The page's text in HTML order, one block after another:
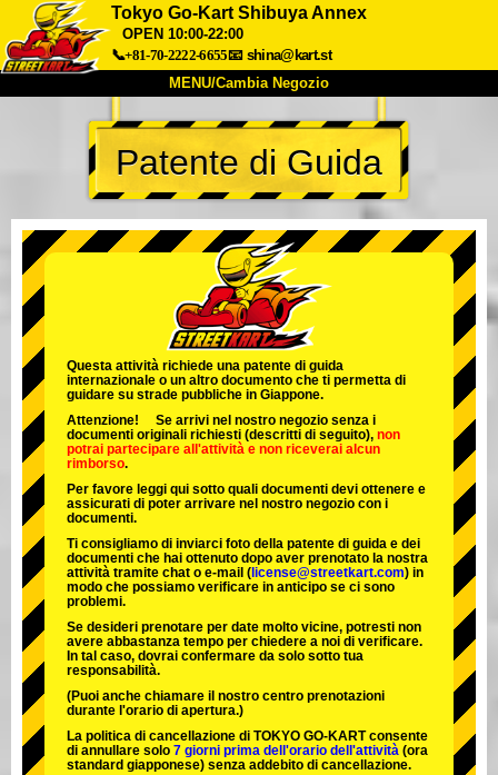
Tokyo Go-Kart Shibuya Annex
OPEN 10:00-22:00
📞+81-70-2222-6655📧 shina@kart.st
MENU/Cambia Negozio
Chi Siamo Specifiche Prezzo
Accesso Recensioni
Cambia Negozio
Tokyo Shinagawa Tokyo Akihabara#1
Tokyo Akihabara#2
Tokyo Shibuya Annex Tokyo Bay
Okinawa
Patente di Guida
Questa attività richiede una patente di guida
internazionale o un altro documento che ti permetta di
guidare su strade pubbliche in Giappone.
Attenzione! Se arrivi nel nostro negozio senza i
documenti originali richiesti (descritti di seguito), non
potrai partecipare all'attività e non riceverai alcun
rimborso.
Per favore leggi qui sotto quali documenti devi ottenere e
assicurati di poter arrivare nel nostro negozio con i
documenti.
Ti consigliamo di inviarci foto della patente di guida e dei
documenti che hai ottenuto dopo aver prenotato la nostra
attività tramite chat o e-mail ( license@streetkart.com) in
modo che possiamo verificare in anticipo se ci sono
problemi.
Se desideri prenotare per date molto vicine, potresti non
avere abbastanza tempo per chiedere a noi di verificare.
In tal caso, dovrai confermare da solo sotto tua
responsabilità.
(Puoi anche chiamare il nostro centro prenotazioni
durante l'orario di apertura.)
La politica di cancellazione di TOKYO GO-KART consente
di annullare solo 7 giorni prima dell'orario dell'attività (ora
standard giapponese) senza addebito di cancellazione.